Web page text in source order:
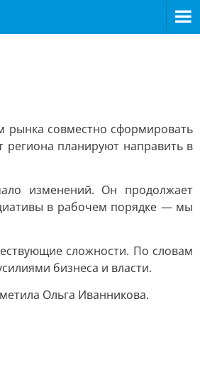
рынка совместно сформировать
планируют направить в
изменений. Он продолжает
в рабочем порядке — мы
сложности. По словам
бизнеса и власти.
Ольга Иванникова.